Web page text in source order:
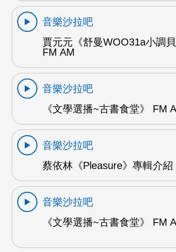
音樂沙拉吧
賈元元《舒曼WOO31a小調
FM AM
音樂沙拉吧
《文學選播~古書食堂》 FM
音樂沙拉吧
蔡依林《Pleasure》專輯介紹
音樂沙拉吧
《文學選播~古書食堂》 FM